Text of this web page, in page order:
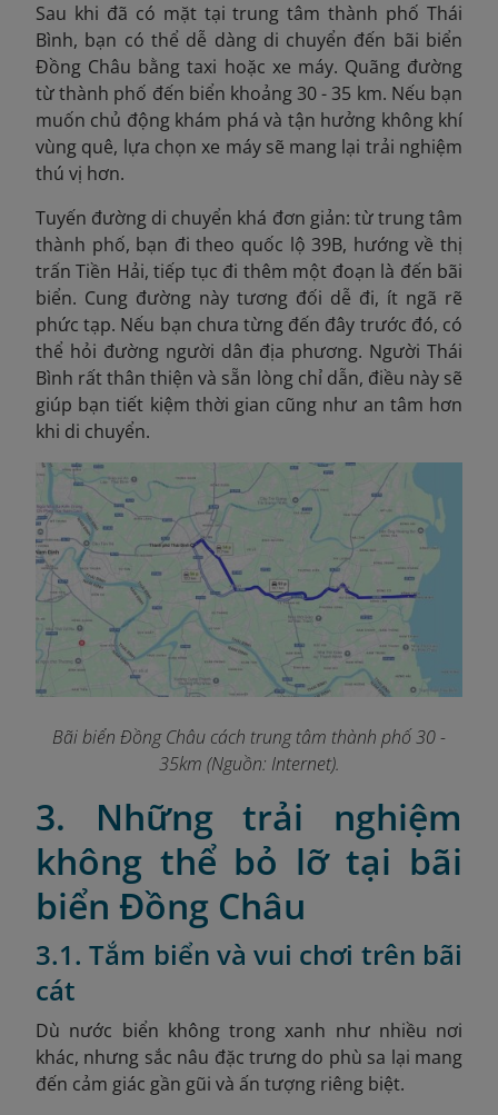
Sau khi đã có mặt tại trung tâm thành phố Thái
Bình, bạn có thể dễ dàng di chuyển đến bãi biển
Đồng Châu bằng taxi hoặc xe máy. Quãng đường
từ thành phố đến biển khoảng 30 - 35 km. Nếu bạn
muốn chủ động khám phá và tận hưởng không khí
vùng quê, lựa chọn xe máy sẽ mang lại trải nghiệm
thú vị hơn.
Tuyến đường di chuyển khá đơn giản: từ trung tâm
thành phố, bạn đi theo quốc lộ 39B, hướng về thị
trấn Tiền Hải, tiếp tục đi thêm một đoạn là đến bãi
biển. Cung đường này tương đối dễ đi, ít ngã rẽ
phức tạp. Nếu bạn chưa từng đến đây trước đó, có
thể hỏi đường người dân địa phương. Người Thái
Bình rất thân thiện và sẵn lòng chỉ dẫn, điều này sẽ
giúp bạn tiết kiệm thời gian cũng như an tâm hơn
khi di chuyển.
Bãi biển Đồng Châu cách trung tâm thành phố 30 -
35km (Nguồn: Internet).
3. Những trải nghiệm
không thể bỏ lỡ tại bãi
biển Đồng Châu
3.1. Tắm biển và vui chơi trên bãi
cát
Dù nước biển không trong xanh như nhiều nơi
khác, nhưng sắc nâu đặc trưng do phù sa lại mang
đến cảm giác gần gũi và ấn tượng riêng biệt.